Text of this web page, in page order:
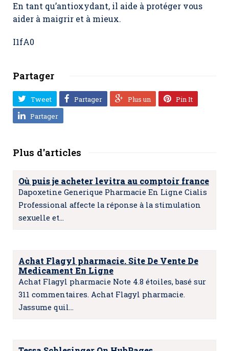
En tant qu’antioxydant, il aide à protéger vous
aider à maigrir et à mieux.
I1fA0
Partager
Tweet Partager Plus un
Pin It
Partager
Plus d'articles
Où puis je acheter levitra au comptoir france
Dapoxetine Generique Pharmacie En Ligne Cialis
Professional affecte la réponse à la stimulation
sexuelle et…
Achat Flagyl pharmacie. Site De Vente De
Medicament En Ligne
Achat Flagyl pharmacie Note 4.8 étoiles, basé sur
311 commentaires. Achat Flagyl pharmacie.
Jassume quil…